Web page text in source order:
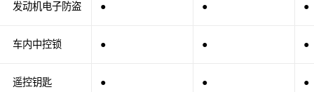
发动机电子防盗
车内中控锁
遥控钥匙
● ● ●
● ● ●
● ● ●